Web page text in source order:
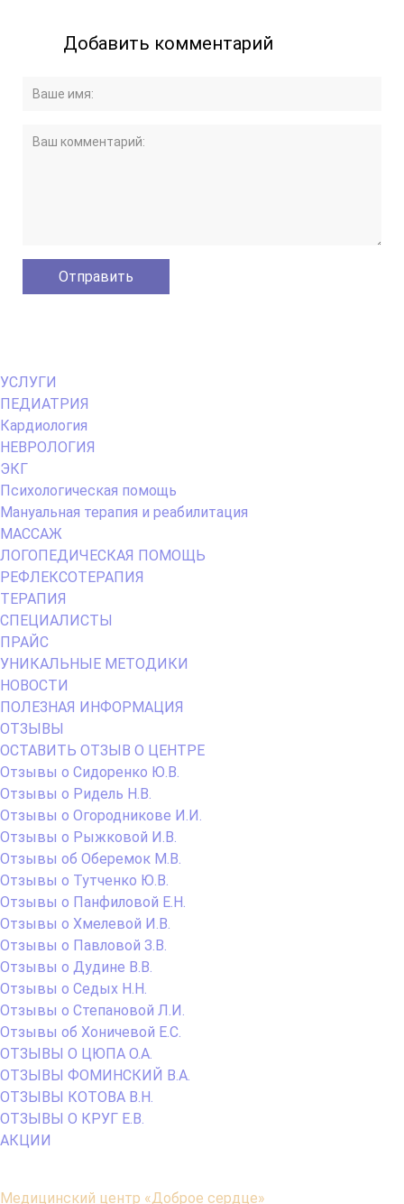
Добавить комментарий
Primary
Menu
УСЛУГИ
ПЕДИАТРИЯ
Кардиология
НЕВРОЛОГИЯ
ЭКГ
Психологическая помощь
Мануальная терапия и реабилитация
МАССАЖ
ЛОГОПЕДИЧЕСКАЯ ПОМОЩЬ
РЕФЛЕКСОТЕРАПИЯ
ТЕРАПИЯ
СПЕЦИАЛИСТЫ
ПРАЙС
УНИКАЛЬНЫЕ МЕТОДИКИ
НОВОСТИ
ПОЛЕЗНАЯ ИНФОРМАЦИЯ
ОТЗЫВЫ
ОСТАВИТЬ ОТЗЫВ О ЦЕНТРЕ
Отзывы о Сидоренко Ю.В.
Отзывы о Ридель Н.В.
Отзывы о Огородникове И.И.
Отзывы о Рыжковой И.В.
Отзывы об Оберемок М.В.
Отзывы о Тутченко Ю.В.
Отзывы о Панфиловой Е.Н.
Отзывы о Хмелевой И.В.
Отзывы о Павловой З.В.
Отзывы о Дудине В.В.
Отзывы о Седых Н.Н.
Отзывы о Степановой Л.И.
Отзывы об Хоничевой Е.С.
ОТЗЫВЫ О ЦЮПА О.А.
ОТЗЫВЫ ФОМИНСКИЙ В.А.
ОТЗЫВЫ КОТОВА В.Н.
ОТЗЫВЫ О КРУГ Е.В.
АКЦИИ
Содержимое
Медицинский центр «Доброе сердце»